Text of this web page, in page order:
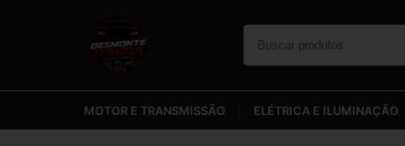
MOTOR E TRANSMISSÃO ELÉTRICA E ILUMINAÇÃO